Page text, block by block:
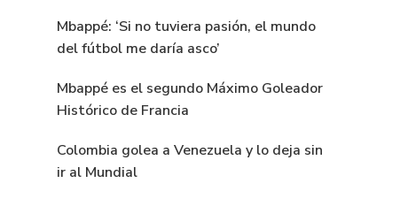
Mbappé: ‘Si no tuviera pasión, el mundo
del fútbol me daría asco’
Mbappé es el segundo Máximo Goleador
Histórico de Francia
Colombia golea a Venezuela y lo deja sin
ir al Mundial